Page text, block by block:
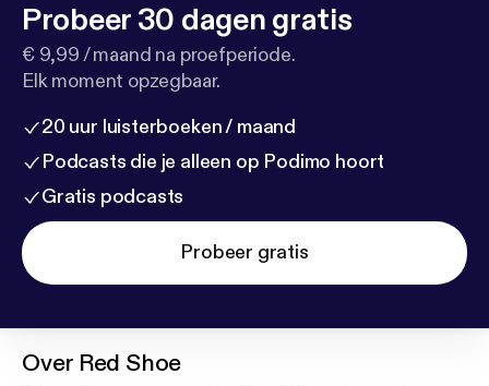
Probeer 30 dagen gratis
€ 9,99 / maand na proefperiode.
Elk moment opzegbaar.
20 uur luisterboeken / maand
Podcasts die je alleen op Podimo hoort
Gratis podcasts
Probeer gratis
Over Red Shoe